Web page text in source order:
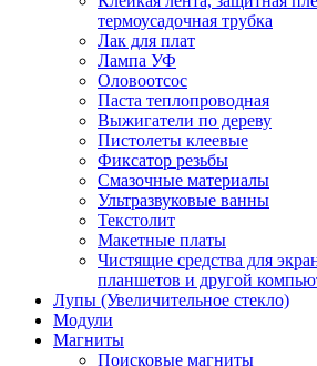
термоусадочная трубка
Лак для плат
Лампа УФ
Оловоотсос
Паста теплопроводная
Выжигатели по дереву
Пистолеты клеевые
Фиксатор резьбы
Смазочные материалы
Ультразвуковые ванны
Текстолит
Макетные платы
Чистящие средства для
планшетов и другой
Лупы (Увеличительное стекло)
Модули
Магниты
Поисковые магниты